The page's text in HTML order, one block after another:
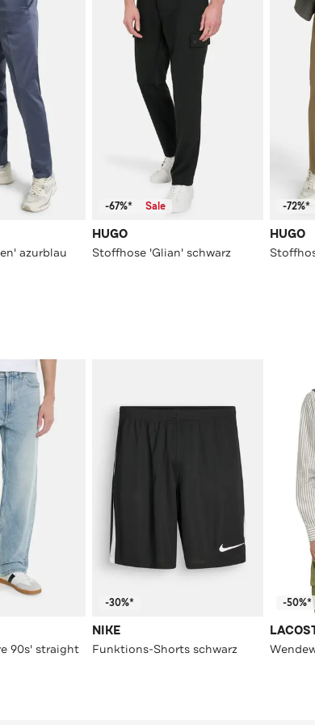
azurblau
-67%* Sale
HUGO
Stoffhose 'Glian' schwarz
-72%*
HUGO
90s' straight
-30%*
NIKE
Funktions-Shorts schwarz
-50%*